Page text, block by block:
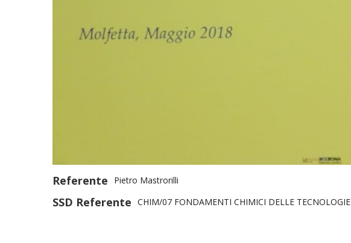
Referente Pietro Mastrorilli
SSD Referente CHIM/07 FONDAMENTI CHIMICI DELLE TECNOLOGIE